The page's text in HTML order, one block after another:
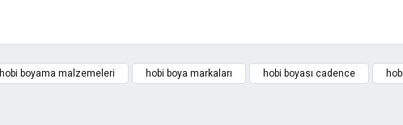
hobi boyama malzemeleri hobi boya markaları hobi boyası cadence